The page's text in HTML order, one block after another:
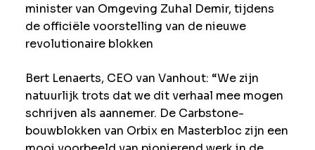
minister van Omgeving Zuhal Demir, tijdens
de officiële voorstelling van de nieuwe
revolutionaire blokken
Bert Lenaerts, CEO van Vanhout: “We zijn
natuurlijk trots dat we dit verhaal mee mogen
schrijven als aannemer. De Carbstone-
bouwblokken van Orbix en Masterbloc zijn een